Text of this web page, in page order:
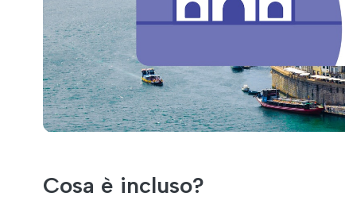
Cosa è incluso?